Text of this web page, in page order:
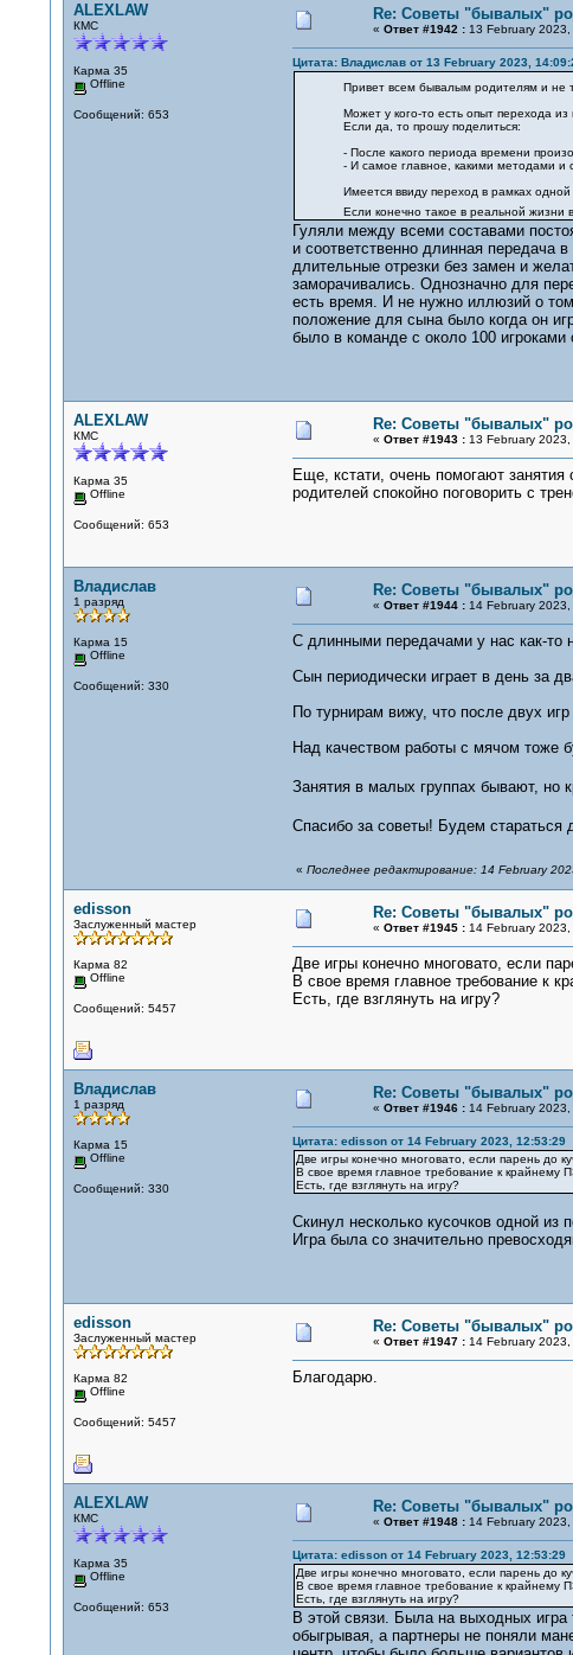
ALEXLAW
КМС
Карма 35
Offline
Сообщений: 653
Re: Советы "бывалых"
« Ответ #1942 :13 February 2023,
Цитата: Владислав от 13 February 2023,
Привет всем бывалым родителям и не
Может у кого-то есть опыт перехода
Если да, то прошу поделиться:
- После какого периода времени
- И самое главное, какими методами и
Имеется ввиду переход в рамках
Если конечно такое в реальной жизни
Гуляли между всеми составами
и соответственно длинная передача
длительные отрезки без замен и
заморачивались. Однозначно для
есть время. И не нужно иллюзий о
положение для сына было когда он
было в команде с около 100
ALEXLAW
КМС
Карма 35
Offline
Сообщений: 653
Re: Советы "бывалых"
« Ответ #1943 :13 February 2023,
Еще, кстати, очень помогают
родителей спокойно поговорить с
Владислав
1 разряд
Карма 15
Offline
Сообщений: 330
Re: Советы "бывалых"
« Ответ #1944 :14 February 2023,
С длинными передачами у нас как-то
Сын периодически играет в день за
По турнирам вижу, что после двух
Над качеством работы с мячом тоже
Занятия в малых группах бывают, но
Спасибо за советы! Будем стараться
« Последнее редактирование: 14 February
edisson
Заслуженный мастер
Карма 82
Offline
Сообщений: 5457
Re: Советы "бывалых"
« Ответ #1945 :14 February 2023,
Две игры конечно многовато, если
В свое время главное требование к
Есть, где взглянуть на игру?
Владислав
1 разряд
Карма 15
Offline
Сообщений: 330
Re: Советы "бывалых"
« Ответ #1946 :14 February 2023,
Цитата: edisson от 14 February 2023, 12:53:29
Две игры конечно многовато, если парень до
В свое время главное требование к крайнему
Есть, где взглянуть на игру?
Скинул несколько кусочков одной из
Игра была со значительно
edisson
Заслуженный мастер
Карма 82
Offline
Сообщений: 5457
Re: Советы "бывалых"
« Ответ #1947 :14 February 2023,
Благодарю.
ALEXLAW
КМС
Карма 35
Offline
Сообщений: 653
Re: Советы "бывалых"
« Ответ #1948 :14 February 2023,
Цитата: edisson от 14 February 2023, 12:53:29
Две игры конечно многовато, если парень до
В свое время главное требование к крайнему
Есть, где взглянуть на игру?
В этой связи. Была на выходных
обыгрывая, а партнеры не поняли